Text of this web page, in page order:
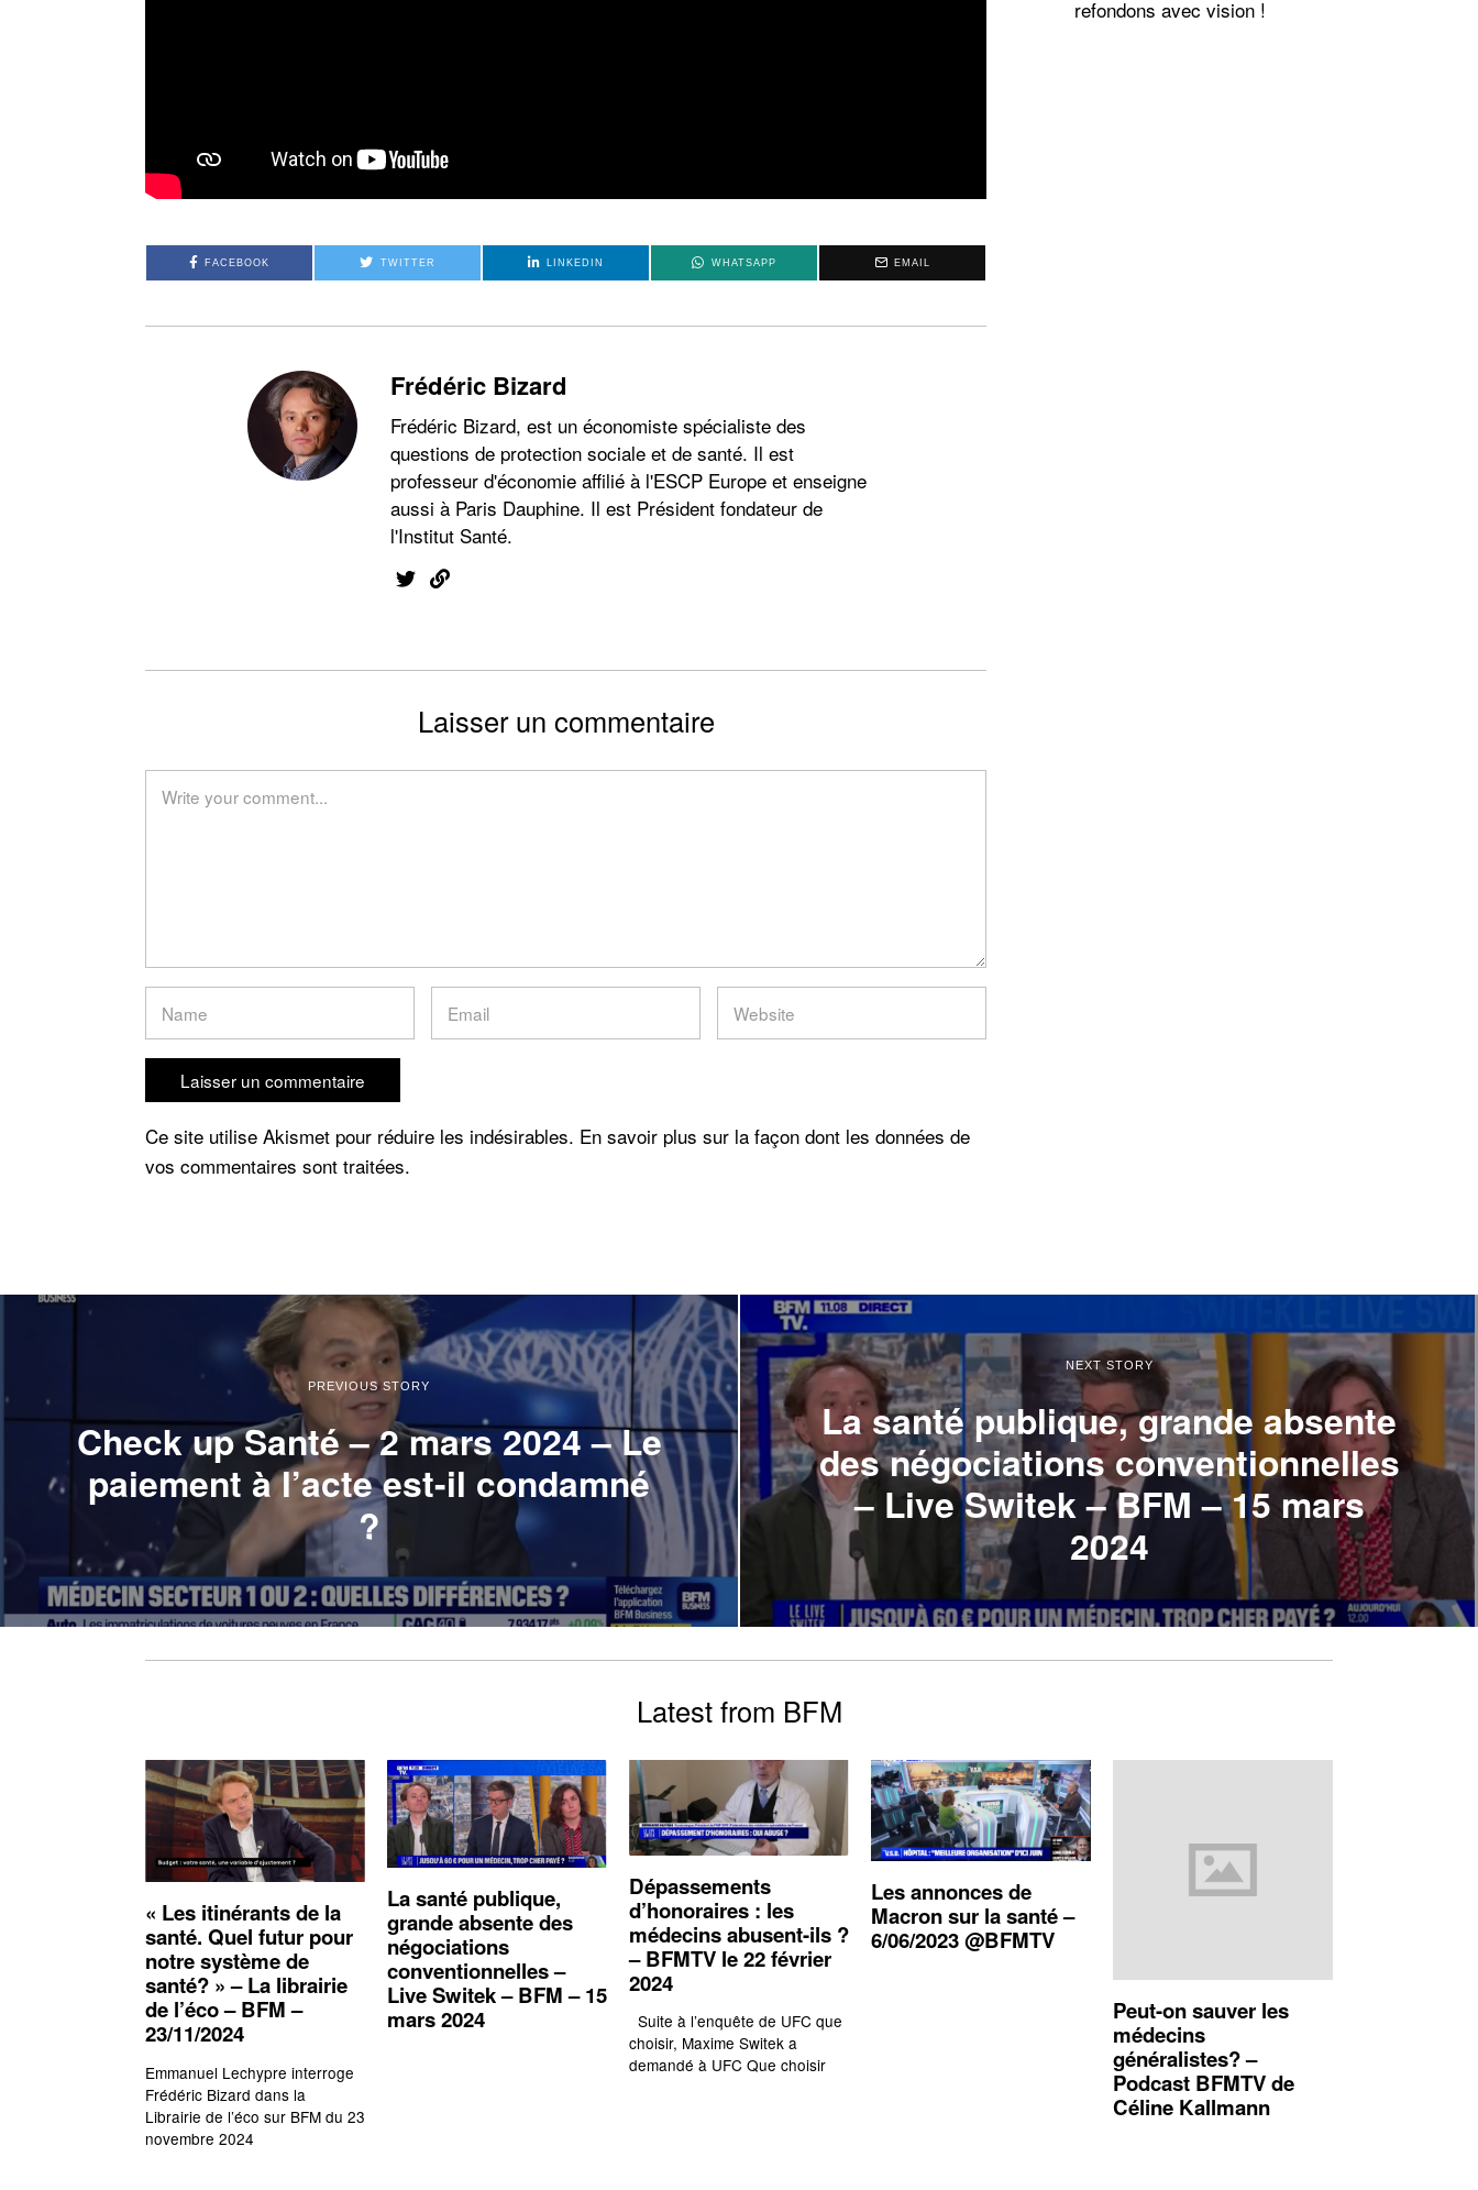
FACEBOOK TWITTER LINKEDIN WHATSAPP EMAIL
Frédéric Bizard
Frédéric Bizard, est un économiste spécialiste des
questions de protection sociale et de santé. Il est
professeur d'économie affilié à l'ESCP Europe et enseigne
aussi à Paris Dauphine. Il est Président fondateur de
l'Institut Santé.
Laisser un commentaire
Ce site utilise Akismet pour réduire les indésirables. En savoir plus sur la façon dont les données de
vos commentaires sont traitées.
refondons avec vision !
PREVIOUS STORY
Check up Santé – 2 mars 2024 – Le
paiement à l’acte est-il condamné
?
NEXT STORY
La santé publique, grande absente
des négociations conventionnelles
– Live Switek – BFM – 15 mars
2024
Latest from BFM
« Les itinérants de la
santé. Quel futur pour
notre système de
santé? » – La librairie
de l’éco – BFM –
23/11/2024
Emmanuel Lechypre interroge
Frédéric Bizard dans la
Librairie de l’éco sur BFM du 23
novembre 2024
La santé publique,
grande absente des
négociations
conventionnelles –
Live Switek – BFM – 15
mars 2024
Dépassements
d’honoraires : les
médecins abusent-ils ?
– BFMTV le 22 février
2024
Suite à l’enquête de UFC que
choisir, Maxime Switek a
demandé à UFC Que choisir
Les annonces de
Macron sur la santé –
6/06/2023 @BFMTV
Peut-on sauver les
médecins
généralistes? –
Podcast BFMTV de
Céline Kallmann